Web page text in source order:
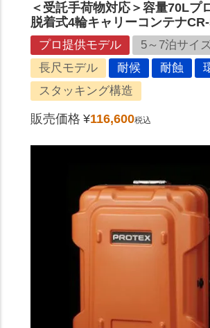
＜受託手荷物対応＞容量70Lプ
脱着式4輪キャリーコンテナ
プロ提供モデル
5～7泊サイ
長尺モデル
耐候 耐蝕
スタッキング構造
販売価格 ¥116,600税込